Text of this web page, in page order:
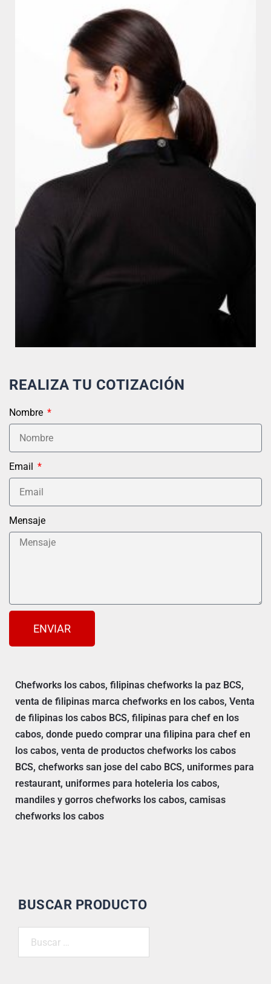
REALIZA TU COTIZACIÓN
Nombre
Email
Mensaje
ENVIAR
Chefworks los cabos, filipinas chefworks la paz BCS,
venta de filipinas marca chefworks en los cabos, Venta
de filipinas los cabos BCS, filipinas para chef en los
cabos, donde puedo comprar una filipina para chef en
los cabos, venta de productos chefworks los cabos
BCS, chefworks san jose del cabo BCS, uniformes para
restaurant, uniformes para hoteleria los cabos,
mandiles y gorros chefworks los cabos, camisas
chefworks los cabos
BUSCAR PRODUCTO